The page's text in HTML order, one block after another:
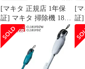
活
[マキタ 正規店 1年保
証] マキタ 掃除機 18V
充電式 クリーナー
CL280FDFCW
CL280FDRFC 【バッテ
リ・ 充電器付き】 サイ
クロンアタッチメント
[
証]
式
ー